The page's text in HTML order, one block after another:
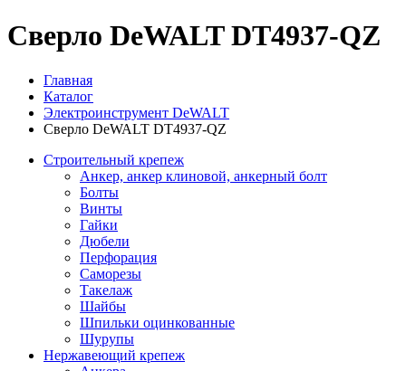
Сверло DeWALT DT4937-QZ
Главная
Каталог
Электроинструмент DeWALT
Сверло DeWALT DT4937-QZ
Строительный крепеж
Анкер, анкер клиновой, анкерный болт
Болты
Винты
Гайки
Дюбели
Перфорация
Саморезы
Такелаж
Шайбы
Шпильки оцинкованные
Шурупы
Нержавеющий крепеж